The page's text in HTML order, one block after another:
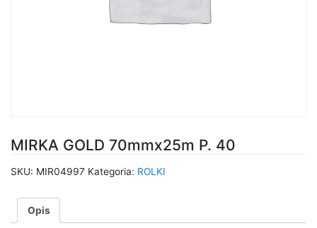
MIRKA GOLD 70mmx25m P. 40
SKU: MIR04997 Kategoria: ROLKI
Opis